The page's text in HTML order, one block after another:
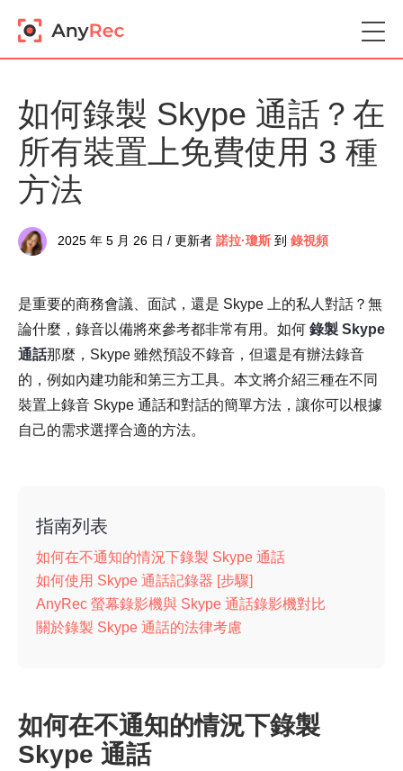
如何錄製 Skype 通話？在
所有裝置上免費使用 3 種
方法
2025 年 5 月 26 日 / 更新者 諾拉·瓊斯 到 錄視頻
是重要的商務會議、面試，還是 Skype 上的私人對話？無
論什麼，錄音以備將來參考都非常有用。如何 錄製 Skype
通話那麼，Skype 雖然預設不錄音，但還是有辦法錄音
的，例如內建功能和第三方工具。本文將介紹三種在不同
裝置上錄音 Skype 通話和對話的簡單方法，讓你可以根據
自己的需求選擇合適的方法。
指南列表
如何在不通知的情況下錄製 Skype 通話
如何使用 Skype 通話記錄器 [步驟]
AnyRec 螢幕錄影機與 Skype 通話錄影機對比
關於錄製 Skype 通話的法律考慮
如何在不通知的情況下錄製
Skype 通話